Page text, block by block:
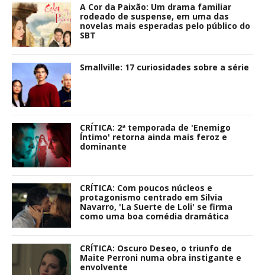
A Cor da Paixão: Um drama familiar
rodeado de suspense, em uma das
novelas mais esperadas pelo público do
SBT
Smallville: 17 curiosidades sobre a série
CRÍTICA: 2ª temporada de 'Enemigo
Íntimo' retorna ainda mais feroz e
dominante
CRÍTICA: Com poucos núcleos e
protagonismo centrado em Silvia
Navarro, 'La Suerte de Loli' se firma
como uma boa comédia dramática
CRÍTICA: Oscuro Deseo, o triunfo de
Maite Perroni numa obra instigante e
envolvente